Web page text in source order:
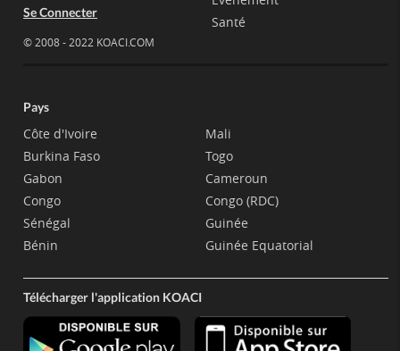
Se Connecter
© 2008 - 2022 KOACI.COM
Santé
Pays
Côte d'Ivoire
Burkina Faso
Gabon
Congo
Sénégal
Bénin
Mali
Togo
Cameroun
Congo (RDC)
Guinée
Guinée Equatorial
Télécharger l'application KOACI